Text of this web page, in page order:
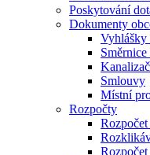
Poskytování
Dokumenty
Vyhlášky
Směrnice
Smlouvy
Místní
Rozpočty
Rozpočet